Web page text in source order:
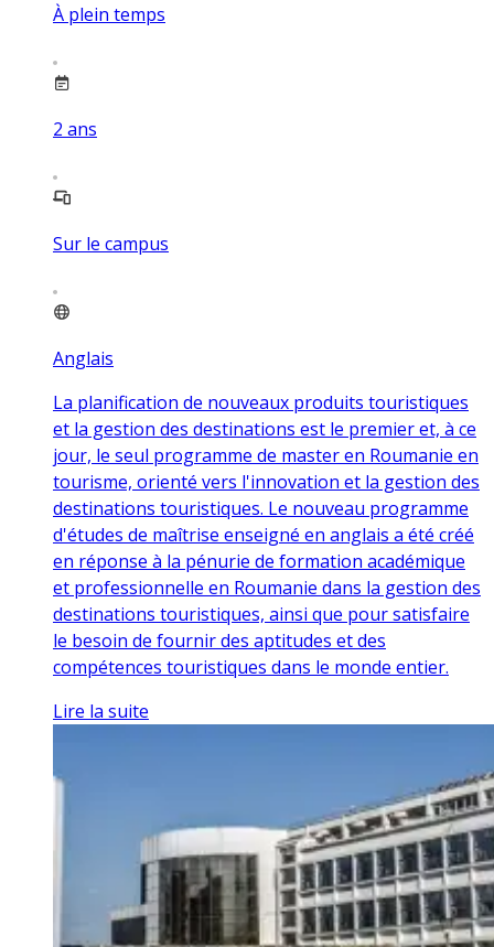
À plein temps
2 ans
Sur le campus
Anglais
La planification de nouveaux produits touristiques
et la gestion des destinations est le premier et, à ce
jour, le seul programme de master en Roumanie en
tourisme, orienté vers l'innovation et la gestion des
destinations touristiques. Le nouveau programme
d'études de maîtrise enseigné en anglais a été créé
en réponse à la pénurie de formation académique
et professionnelle en Roumanie dans la gestion des
destinations touristiques, ainsi que pour satisfaire
le besoin de fournir des aptitudes et des
compétences touristiques dans le monde entier.
Lire la suite